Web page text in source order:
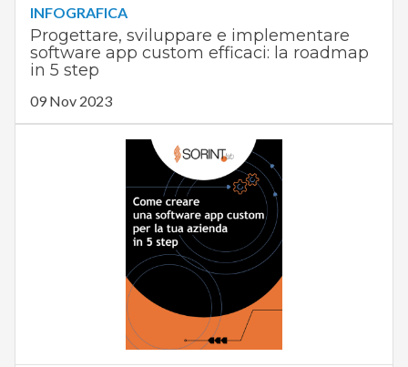
INFOGRAFICA
Progettare, sviluppare e implementare
software app custom efficaci: la roadmap
in 5 step
09 Nov 2023